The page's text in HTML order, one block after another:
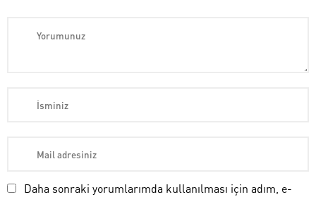
Daha sonraki yorumlarımda kullanılması için adım, e-